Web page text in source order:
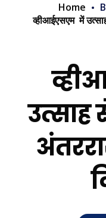
Home
व्हीआईएसएम में
उत्साह